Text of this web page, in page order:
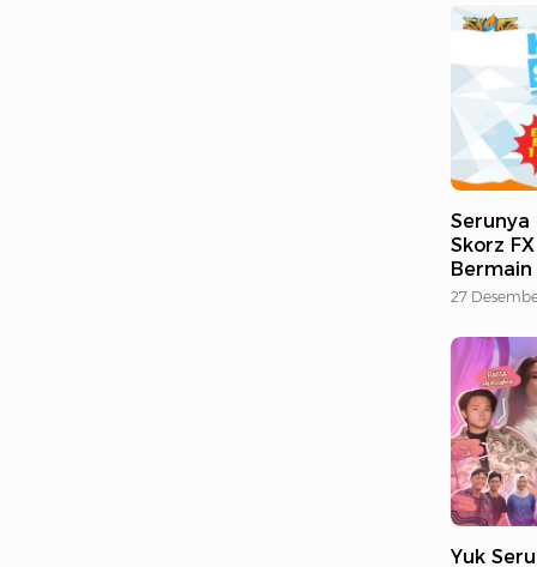
Serunya
Skorz
Bermain
27
Yuk